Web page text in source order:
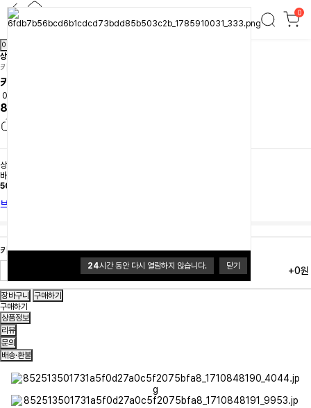
24시간 동안 다시 열람하지 않습니다. 닫기
키녹스 원형 시에라 패키지 카키 0
이전
상품간략정보 및 구매기능
키녹스
키녹스 원형 시에라 패키지 카키
0.0 (0개)
89,000원
상품 선택옵션 0 개, 추가옵션 0 개
배송
50,000원이상 무료배송
브랜드 홈
키녹스 원형 시에라 패키지 카키
+0원
구매하기
상품정보
리뷰
문의
배송·환불